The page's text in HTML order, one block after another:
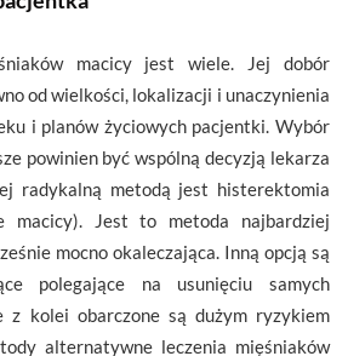
macicy jest wiele. Jej dobór
od wielkości, lokalizacji i unaczynienia
i planów życiowych pacjentki. Wybór
powinien być wspólną decyzją lekarza
radykalną metodą jest histerektomia
macicy). Jest to metoda najbardziej
mocno okaleczająca. Inną opcją są
polegające na usunięciu samych
z kolei obarczone są dużym ryzykiem
alternatywne leczenia mięśniaków